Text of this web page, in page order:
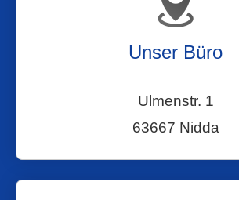
Unser Büro
Ulmenstr. 1
63667 Nidda